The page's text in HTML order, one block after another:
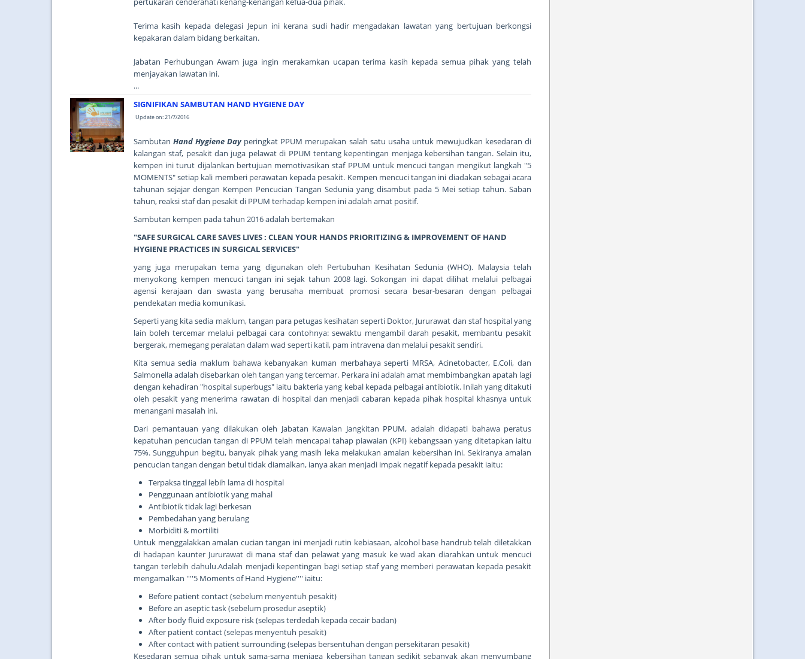
Terima kasih kepada delegasi Jepun ini kerana sudi hadir mengadakan lawatan yang bertujuan berkongsi
kepakaran dalam bidang berkaitan.
Jabatan Perhubungan Awam juga ingin merakamkan ucapan terima kasih kepada semua pihak yang telah
menjayakan lawatan ini.
...
SIGNIFIKAN SAMBUTAN HAND HYGIENE DAY
Update on: 21/7/2016
SambutanHand Hygiene Dayperingkat PPUM merupakan salah satu usaha untuk mewujudkan kesedaran di
kalangan staf, pesakit dan juga pelawat di PPUM tentang kepentingan menjaga kebersihan tangan. Selain itu,
kempen ini turut dijalankan bertujuan memotivasikan staf PPUM untuk mencuci tangan mengikut langkah "5
MOMENTS" setiap kali memberi perawatan kepada pesakit. Kempen mencuci tangan ini diadakan sebagai acara
tahunan sejajar dengan Kempen Pencucian Tangan Sedunia yang disambut pada 5 Mei setiap tahun. Saban
tahun, reaksi staf dan pesakit di PPUM terhadap kempen ini adalah amat positif.
Sambutan kempen pada tahun 2016 adalah bertemakan
"SAFE SURGICAL CARE SAVES LIVES : CLEAN YOUR HANDS PRIORITIZING & IMPROVEMENT OF HAND
HYGIENE PRACTICES IN SURGICAL SERVICES"
yang juga merupakan tema yang digunakan oleh Pertubuhan Kesihatan Sedunia (WHO). Malaysia telah
menyokong kempen mencuci tangan ini sejak tahun 2008 lagi. Sokongan ini dapat dilihat melalui pelbagai
agensi kerajaan dan swasta yang berusaha membuat promosi secara besar-besaran dengan pelbagai
pendekatan media komunikasi.
Seperti yang kita sedia maklum, tangan para petugas kesihatan seperti Doktor, Jururawat dan staf hospital yang
lain boleh tercemar melalui pelbagai cara contohnya: sewaktu mengambil darah pesakit, membantu pesakit
bergerak, memegang peralatan dalam wad seperti katil, pam intravena dan melalui pesakit sendiri.
Kita semua sedia maklum bahawa kebanyakan kuman merbahaya seperti MRSA, Acinetobacter, E.Coli, dan
Salmonella adalah disebarkan oleh tangan yang tercemar. Perkara ini adalah amat membimbangkan apatah lagi
dengan kehadiran "hospital superbugs" iaitu bakteria yang kebal kepada pelbagai antibiotik. Inilah yang ditakuti
oleh pesakit yang menerima rawatan di hospital dan menjadi cabaran kepada pihak hospital khasnya untuk
menangani masalah ini.
Dari pemantauan yang dilakukan oleh Jabatan Kawalan Jangkitan PPUM, adalah didapati bahawa peratus
kepatuhan pencucian tangan di PPUM telah mencapai tahap piawaian (KPI) kebangsaan yang ditetapkan iaitu
75%. Sungguhpun begitu, banyak pihak yang masih leka melakukan amalan kebersihan ini. Sekiranya amalan
pencucian tangan dengan betul tidak diamalkan, ianya akan menjadi impak negatif kepada pesakit iaitu:
Terpaksa tinggal lebih lama di hospital
Penggunaan antibiotik yang mahal
Antibiotik tidak lagi berkesan
Pembedahan yang berulang
Morbiditi & mortiliti
Untuk menggalakkan amalan cucian tangan ini menjadi rutin kebiasaan, alcohol base handrub telah diletakkan
di hadapan kaunter Jururawat di mana staf dan pelawat yang masuk ke wad akan diarahkan untuk mencuci
tangan terlebih dahulu.Adalah menjadi kepentingan bagi setiap staf yang memberi perawatan kepada pesakit
mengamalkan ''''5 Moments of Hand Hygiene'''' iaitu:
Before patient contact (sebelum menyentuh pesakit)
Before an aseptic task (sebelum prosedur aseptik)
After body fluid exposure risk (selepas terdedah kepada cecair badan)
After patient contact (selepas menyentuh pesakit)
After contact with patient surrounding (selepas bersentuhan dengan persekitaran pesakit)
Kesedaran semua pihak untuk sama-sama menjaga kebersihan tangan sedikit sebanyak akan menyumbang